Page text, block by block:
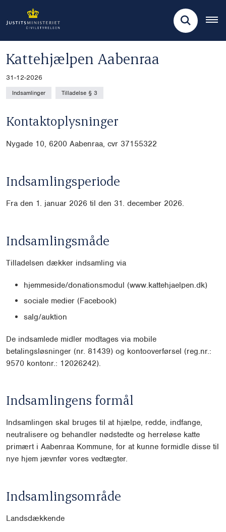
Kattehjælpen Aabenraa
31-12-2026
Indsamlinger Tilladelse § 3
Kontaktoplysninger
Nygade 10, 6200 Aabenraa, cvr 37155322
Indsamlingsperiode
Fra den 1. januar 2026 til den 31. december 2026.
Indsamlingsmåde
Tilladelsen dækker indsamling via
hjemmeside/donationsmodul (www.kattehjaelpen.dk)
sociale medier (Facebook)
salg/auktion
De indsamlede midler modtages via mobile
betalingsløsninger (nr. 81439) og kontooverførsel (reg.nr.:
9570 kontonr.: 12026242).
Indsamlingens formål
Indsamlingen skal bruges til at hjælpe, redde, indfange,
neutralisere og behandler nødstedte og herreløse katte
primært i Aabenraa Kommune, for at kunne formidle disse til
nye hjem jævnfør vores vedtægter.
Indsamlingsområde
Landsdækkende